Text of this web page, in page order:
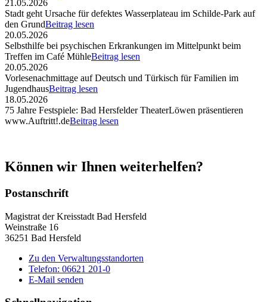
21.05.2026
Stadt geht Ursache für defektes Wasserplateau im Schilde-Park auf
den GrundBeitrag lesen
20.05.2026
Selbsthilfe bei psychischen Erkrankungen im Mittelpunkt beim
Treffen im Café MühleBeitrag lesen
20.05.2026
Vorlesenachmittage auf Deutsch und Türkisch für Familien im
JugendhausBeitrag lesen
18.05.2026
75 Jahre Festspiele: Bad Hersfelder TheaterLöwen präsentieren
www.Auftritt!.deBeitrag lesen
Können wir Ihnen weiterhelfen?
Postanschrift
Magistrat der Kreisstadt Bad Hersfeld
Weinstraße 16
36251 Bad Hersfeld
Zu den Verwaltungsstandorten
Telefon: 06621 201-0
E-Mail senden